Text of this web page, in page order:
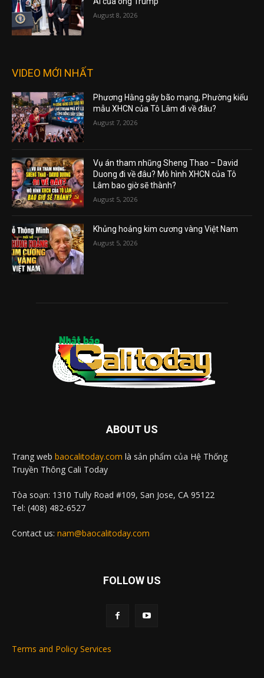
August 8, 2026
VIDEO MỚI NHẤT
Phương Hằng gây bão mạng, Phường kiểu
mẫu XHCN của Tô Lâm đi về đâu?
August 7, 2026
Vụ án tham nhũng Sheng Thao – David
Duong đi về đâu? Mô hình XHCN của Tô
Lâm bao giờ sẽ thành?
August 5, 2026
Khủng hoảng kim cương vàng Việt Nam
August 5, 2026
ABOUT US
Trang web baocalitoday.com là sản phẩm của Hệ Thống
Truyền Thông Cali Today
Tòa soạn: 1310 Tully Road #109, San Jose, CA 95122
Tel: (408) 482-6527
Contact us: nam@baocalitoday.com
FOLLOW US
Terms and Policy Services